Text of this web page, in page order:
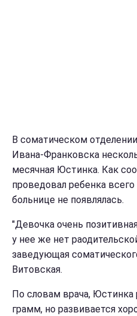
В соматическом
Ивана-Франковска
месячная Юстинка. Как
проведовал ребенка
больнице не появлялась.
"Девочка очень
у нее же нет
заведующая
Витовская.
По словам врача,
грамм, но развивается